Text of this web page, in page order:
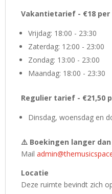
Vakantietarief - €18 per
Vrijdag: 18:00 - 23:30
Zaterdag: 12:00 - 23:00
Zondag: 13:00 - 23:00
Maandag: 18:00 - 23:30
Regulier tarief - €21,50
Dinsdag, woensdag en
⚠️ Boekingen langer dan
Mail
Locatie
Deze ruimte bevindt zich